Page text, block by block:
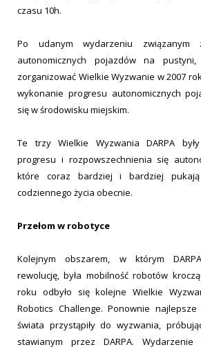
czasu 10h.
Po udanym wydarzeniu związanym
autonomicznych pojazdów na pustyni,
zorganizować Wielkie Wyzwanie w 2007
wykonanie progresu autonomicznych
się w środowisku miejskim.
Te trzy Wielkie Wyzwania DARPA
progresu i rozpowszechnienia się
które coraz bardziej i bardziej
codziennego życia obecnie.
Przełom w robotyce
Kolejnym obszarem, w którym
rewolucję, była mobilność robotów
roku odbyło się kolejne Wielkie
Robotics Challenge. Ponownie
świata przystąpiły do wyzwania,
stawianym przez DARPA. Wydarzenie